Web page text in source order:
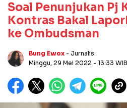
Soal Penunjukan Pj
Kontras Bakal
ke Ombudsman
Bung Ewox - Jurnalis
Minggu, 29 Mei 2022 - 13:33 WIB